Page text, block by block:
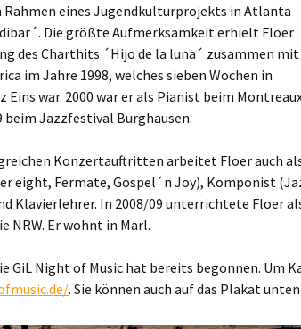
Rahmen eines Jugendkulturprojekts in Atlanta
Die größte Aufmerksamkeit erhielt Floer
des Charthits ´Hijo de la luna´ zusammen
im Jahre 1998, welches sieben Wochen in
Eins war. 2000 war er als Pianist beim
beim Jazzfestival Burghausen.
Konzertauftritten arbeitet Floer auch
eight, Fermate, Gospel´n Joy), Komponist
Klavierlehrer. In 2008/09 unterrichtete Floer
NRW. Er wohnt in Marl.
GiL Night of Music hat bereits begonnen. Um
. Sie können auch auf das Plakat